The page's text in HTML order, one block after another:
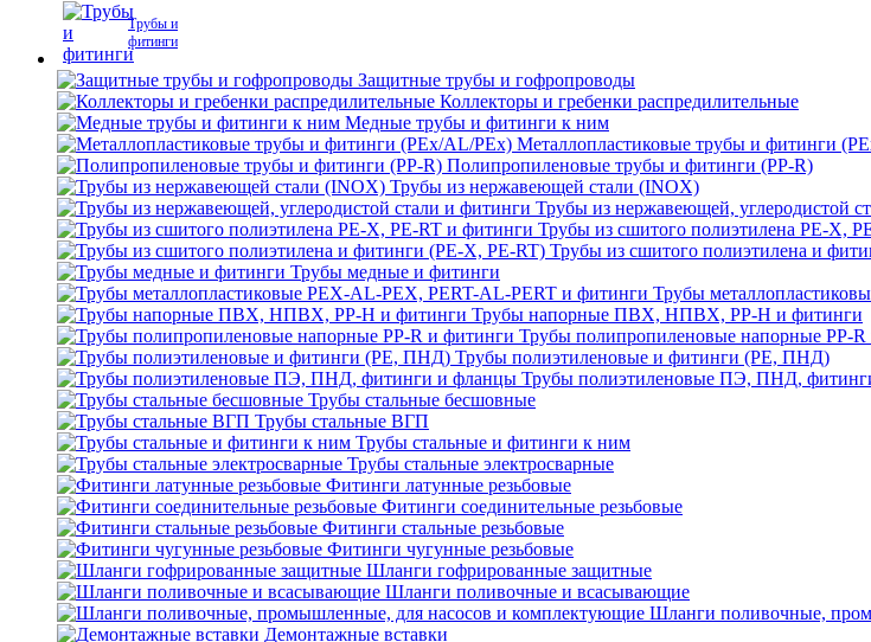
Трубы и
фитинги
Защитные трубы и гофропроводы
Коллекторы и гребенки распредилительные
Медные трубы и фитинги к ним
Металлопластиковые трубы и фитинги
Полипропиленовые трубы и фитинги (PP-R)
Трубы из нержавеющей стали (INOX)
Трубы из нержавеющей, углеродистой
Трубы из сшитого полиэтилена PE-X,
Трубы из сшитого полиэтилена и
Трубы медные и фитинги
Трубы
Трубы напорные ПВХ, НПВХ, PP-H и фитинги
Трубы полипропиленовые напорные PP-
Трубы полиэтиленовые и фитинги (PE, ПНД)
Трубы полиэтиленовые ПЭ, ПНД,
Трубы стальные бесшовные
Трубы стальные ВГП
Трубы стальные и фитинги к ним
Трубы стальные электросварные
Фитинги латунные резьбовые
Фитинги соединительные резьбовые
Фитинги стальные резьбовые
Фитинги чугунные резьбовые
Шланги гофрированные защитные
Шланги поливочные и всасывающие
Шланги поливочные,
Демонтажные вставки